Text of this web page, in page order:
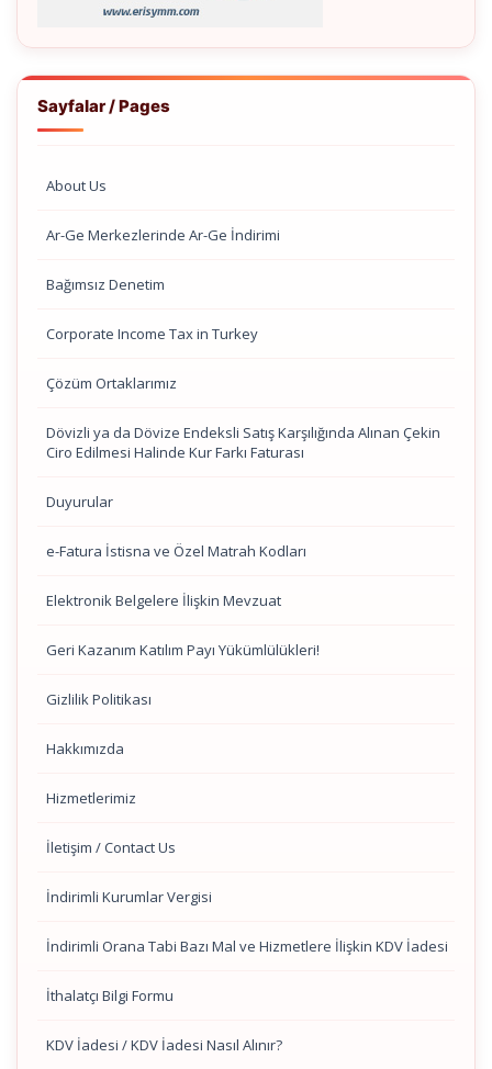
Sayfalar / Pages
About Us
Ar-Ge Merkezlerinde Ar-Ge İndirimi
Bağımsız Denetim
Corporate Income Tax in Turkey
Çözüm Ortaklarımız
Dövizli ya da Dövize Endeksli Satış Karşılığında Alınan Çekin
Ciro Edilmesi Halinde Kur Farkı Faturası
Duyurular
e-Fatura İstisna ve Özel Matrah Kodları
Elektronik Belgelere İlişkin Mevzuat
Geri Kazanım Katılım Payı Yükümlülükleri!
Gizlilik Politikası
Hakkımızda
Hizmetlerimiz
İletişim / Contact Us
İndirimli Kurumlar Vergisi
İndirimli Orana Tabi Bazı Mal ve Hizmetlere İlişkin KDV İadesi
İthalatçı Bilgi Formu
KDV İadesi / KDV İadesi Nasıl Alınır?